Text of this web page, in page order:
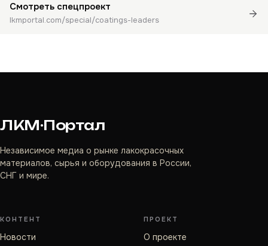
Смотреть спецпроект
lkmportal.com/special/coatings-leaders
ЛКМ·Портал
Независимое медиа о рынке лакокрасочных
материалов, сырья и оборудования в России,
СНГ и мире.
КОНТЕНТ
Новости
ПРОЕКТ
О проекте